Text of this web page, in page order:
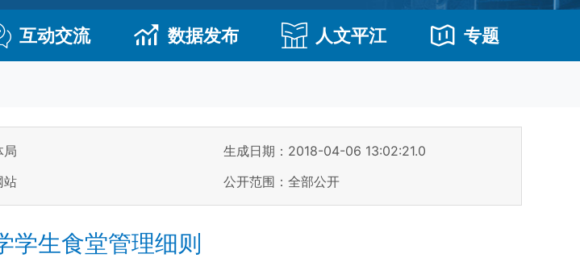
互动交流 数据发布 人文平江 专题
局
生成日期：2018-04-06 13:02:21.0
站 公开范围：全部公开
学生食堂管理细则